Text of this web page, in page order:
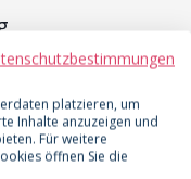
platzieren, um
Inhalte anzuzeigen und
Für weitere
öffnen Sie die